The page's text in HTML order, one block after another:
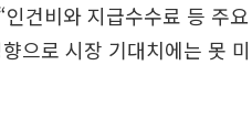
건비와 지급수수료 등 주요
으로 시장 기대치에는 못 미